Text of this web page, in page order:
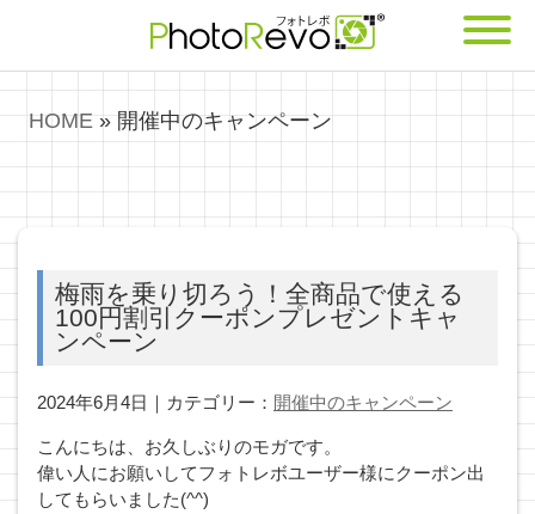
HOME » 開催中のキャンペーン
梅雨を乗り切ろう！全商品で使える
100円割引クーポンプレゼントキャ
ンペーン
2024年6月4日｜カテゴリー： 開催中のキャンペーン
こんにちは、お久しぶりのモガです。
偉い人にお願いしてフォトレボユーザー様にクーポン出
してもらいました(^^)